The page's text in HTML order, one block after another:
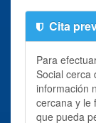
Cita
Para
Social cerca
información
cercana y le
que pueda